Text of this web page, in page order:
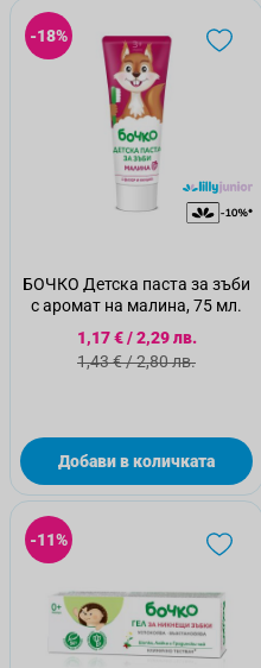
-18%
БОЧКО Детска паста за зъби
с аромат на малина, 75 мл.
Специална цена
1,17 €/2,29 лв.
Стандартна цена
1,43 €/2,80 лв.
Добави в количката
-11%